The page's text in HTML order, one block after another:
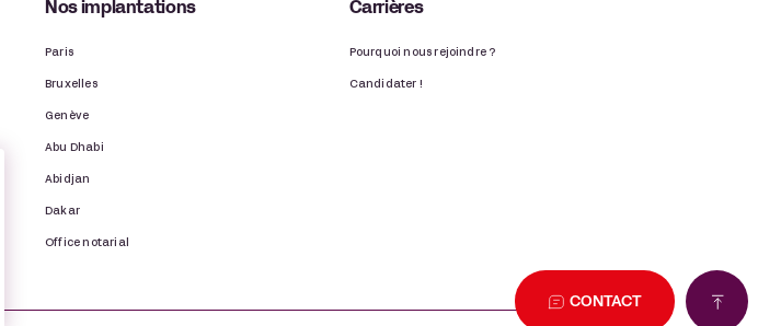
Nos implantations
Paris
Bruxelles
Genève
Abu Dhabi
Abidjan
Dakar
Office notarial
Carrières
Pourquoi nous rejoindre ?
Candidater !
CONTACT